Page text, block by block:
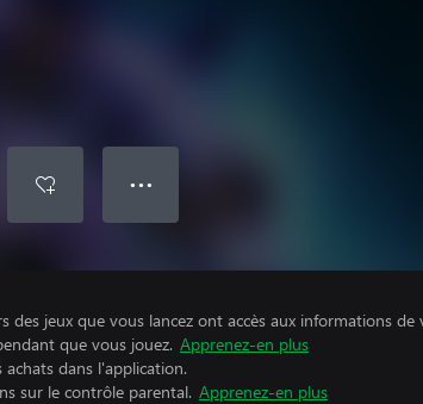
● ● ●
des jeux que vous lancez ont accès aux informations
que vous jouez. Apprenez-en plus
dans l'application.
sur le contrôle parental. Apprenez-en plus